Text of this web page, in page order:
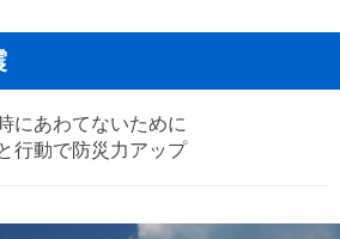
にあわてないために
行動で防災力アップ